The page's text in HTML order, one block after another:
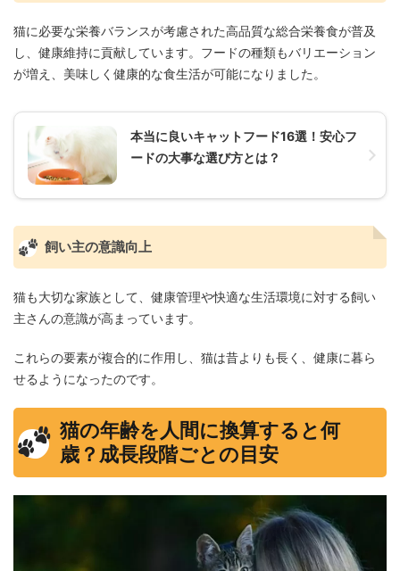
猫に必要な栄養バランスが考慮された高品質な総合栄養食が普及
し、健康維持に貢献しています。フードの種類もバリエーション
が増え、美味しく健康的な食生活が可能になりました。
本当に良いキャットフード16選！安心フ
ードの大事な選び方とは？
飼い主の意識向上
猫も大切な家族として、健康管理や快適な生活環境に対する飼い
主さんの意識が高まっています。
これらの要素が複合的に作用し、猫は昔よりも長く、健康に暮ら
せるようになったのです。
猫の年齢を人間に換算すると何
歳？成長段階ごとの目安